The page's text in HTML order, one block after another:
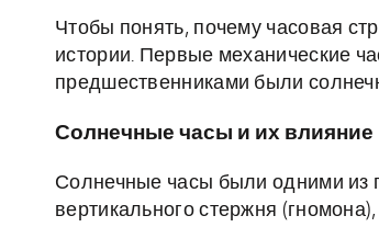
Чтобы понять, почему часовая
истории. Первые механические
предшественниками были
Солнечные часы и их влияние
Солнечные часы были одними из
вертикального стержня